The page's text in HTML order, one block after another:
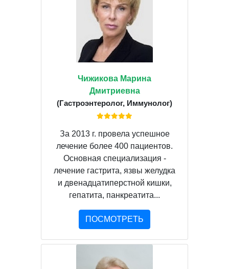
Чижикова Марина
Дмитриевна
(Гастроэнтеролог, Иммунолог)
За 2013 г. провела успешное
лечение более 400 пациентов.
Основная специализация -
лечение гастрита, язвы желудка
и двенадцатиперстной кишки,
гепатита, панкреатита...
ПОСМОТРЕТЬ